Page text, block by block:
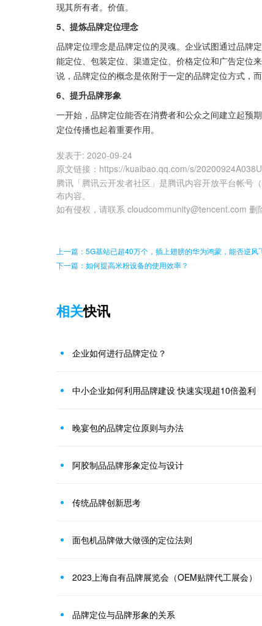
现其所有者。价值。
5、提炼品牌定位理念
品牌定位理念是品牌定位的灵魂。企业试图通过品牌
能定位、包装定位、渠道定位、价格定位和广告定位
说，品牌定位的概念是依附于一定的品牌定位方式，
6、提升品牌形象
一开始，品牌定位能否在消费者和公众之间建立起预
定位传播也起着重要作用。
发表于: 2020-09-24
原文链接 ： https://kuaibao.qq.com/s/
腾讯「腾讯云开发者社区」是腾讯内容开放平台帐号
布内容。
如有侵权，请联系 cloudcommunity@tencent.com 删
上一篇：5G基站已超40万个，插上翅膀的华为鸿蒙，能否逆风
下一篇：如何提高米粉设备的使用效率？
相关快讯
企业如何进行品牌定位？
中小企业如何利用品牌建设 快速实现超10倍盈利
晚宴包的品牌定位原则与办法
阿胶制品品牌形象定位与设计
传统品牌创新思考
面包机品牌做大做强的定位法则
2023上海自有品牌展览会（OEM贴牌代工展会）
品牌定位与品牌形象的关系